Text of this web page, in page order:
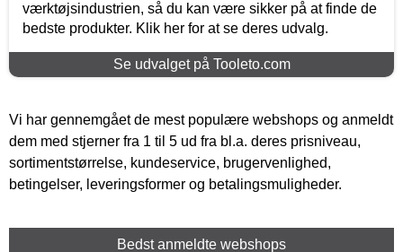
værktøjsindustrien, så du kan være sikker på at finde de
bedste produkter. Klik her for at se deres udvalg.
Se udvalget på Tooleto.com
Vi har gennemgået de mest populære webshops og anmeldt
dem med stjerner fra 1 til 5 ud fra bl.a. deres prisniveau,
sortimentstørrelse, kundeservice, brugervenlighed,
betingelser, leveringsformer og betalingsmuligheder.
Bedst anmeldte webshops